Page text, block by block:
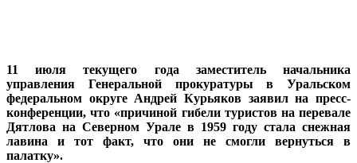
11 июля текущего года заместитель начальника
управления Генеральной прокуратуры в Уральском
федеральном округе Андрей Курьяков заявил на пресс-
конференции, что «причиной гибели туристов на перевале
Дятлова на Северном Урале в 1959 году стала снежная
лавина и тот факт, что они не смогли вернуться в
палатку».